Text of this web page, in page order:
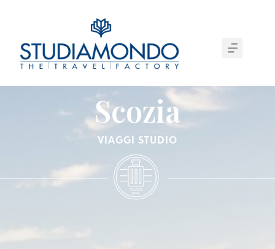
Scozia
VIAGGI STUDIO
TR A VEL
TIME